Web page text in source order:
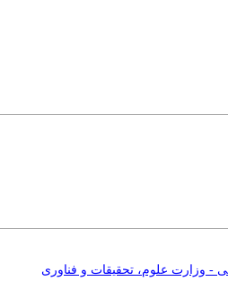
- وزارت علوم، تحقیقات و فناوری